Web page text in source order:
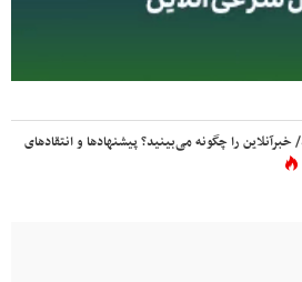
را چگونه می‌بینید؟ پیشنهادها و انتقادهای